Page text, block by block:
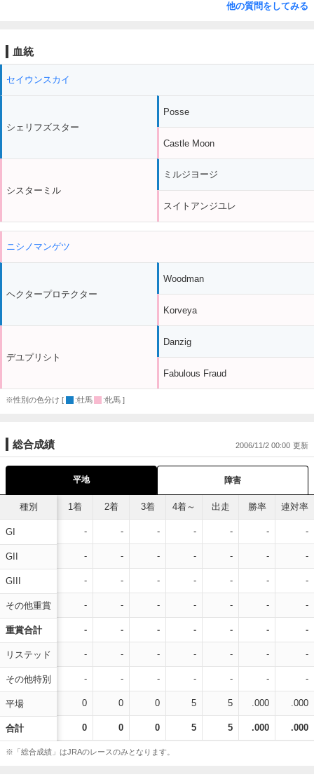
他の質問をしてみる
血統
セイウンスカイ
シェリフズスター
シスターミル
Posse
Castle Moon
ミルジヨージ
スイトアンジユレ
ニシノマンゲツ
ヘクタープロテクター
デユプリシト
Woodman
Korveya
Danzig
Fabulous Fraud
※性別の色分け [ :牡馬 :牝馬 ]
総合成績 2006/11/2 00:00
平地 障害
種別
GI
GII
GIII
その他重賞
重賞合計
リステッド
その他特別
平場
合計
1着 2着 3着 4着～ 出走 勝率 連対率
- - - - - - -
- - - - - - -
- - - - - - -
- - - - - - -
- - - - - - -
- - - - - - -
- - - - - - -
0 0 0 5 5 .000 .000
0 0 0 5 5 .000 .000
※「総合成績」はJRAのレースのみとなります。